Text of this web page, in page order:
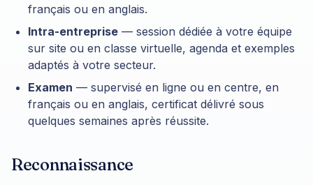
français ou en anglais.
Intra-entreprise — session dédiée à votre équipe
sur site ou en classe virtuelle, agenda et exemples
adaptés à votre secteur.
Examen — supervisé en ligne ou en centre, en
français ou en anglais, certificat délivré sous
quelques semaines après réussite.
Reconnaissance